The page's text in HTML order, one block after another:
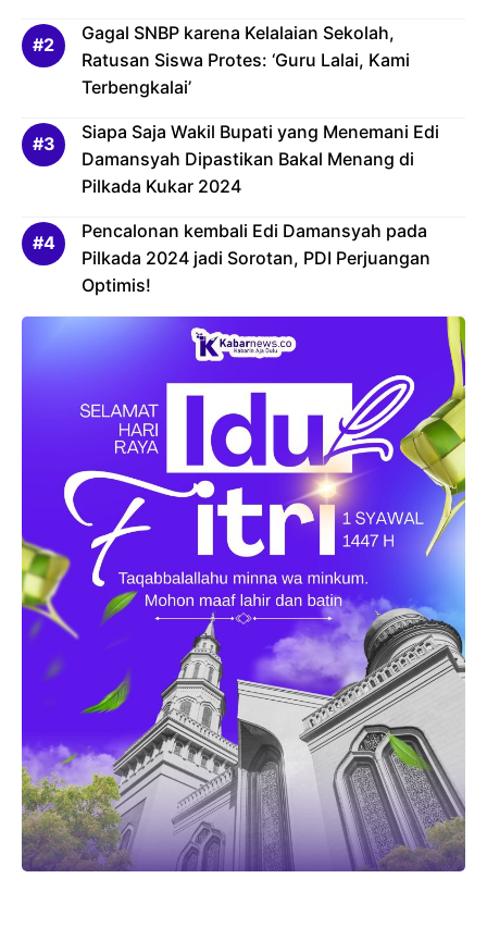
Gagal SNBP karena Kelalaian Sekolah,
Ratusan Siswa Protes: ‘Guru Lalai, Kami
Terbengkalai’
Siapa Saja Wakil Bupati yang Menemani Edi
Damansyah Dipastikan Bakal Menang di
Pilkada Kukar 2024
Pencalonan kembali Edi Damansyah pada
Pilkada 2024 jadi Sorotan, PDI Perjuangan
Optimis!